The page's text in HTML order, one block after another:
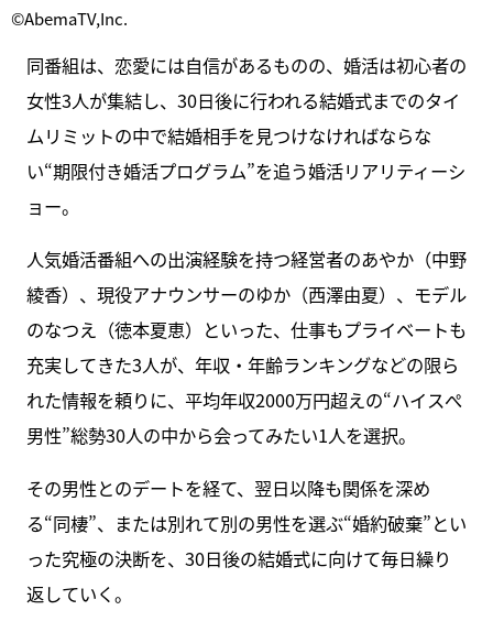
©AbemaTV,Inc.
同番組は、恋愛には自信があるものの、婚活は初心者の
女性3人が集結し、30日後に行われる結婚式までのタイ
ムリミットの中で結婚相手を見つけなければならな
い“期限付き婚活プログラム”を追う婚活リアリティーシ
ョー。
人気婚活番組への出演経験を持つ経営者のあやか（中野
綾香）、現役アナウンサーのゆか（西澤由夏）、モデル
のなつえ（徳本夏恵）といった、仕事もプライベートも
充実してきた3人が、年収・年齢ランキングなどの限ら
れた情報を頼りに、平均年収2000万円超えの“ハイスぺ
男性”総勢30人の中から会ってみたい1人を選択。
その男性とのデートを経て、翌日以降も関係を深め
る“同棲”、または別れて別の男性を選ぶ“婚約破棄”とい
った究極の決断を、30日後の結婚式に向けて毎日繰り
返していく。